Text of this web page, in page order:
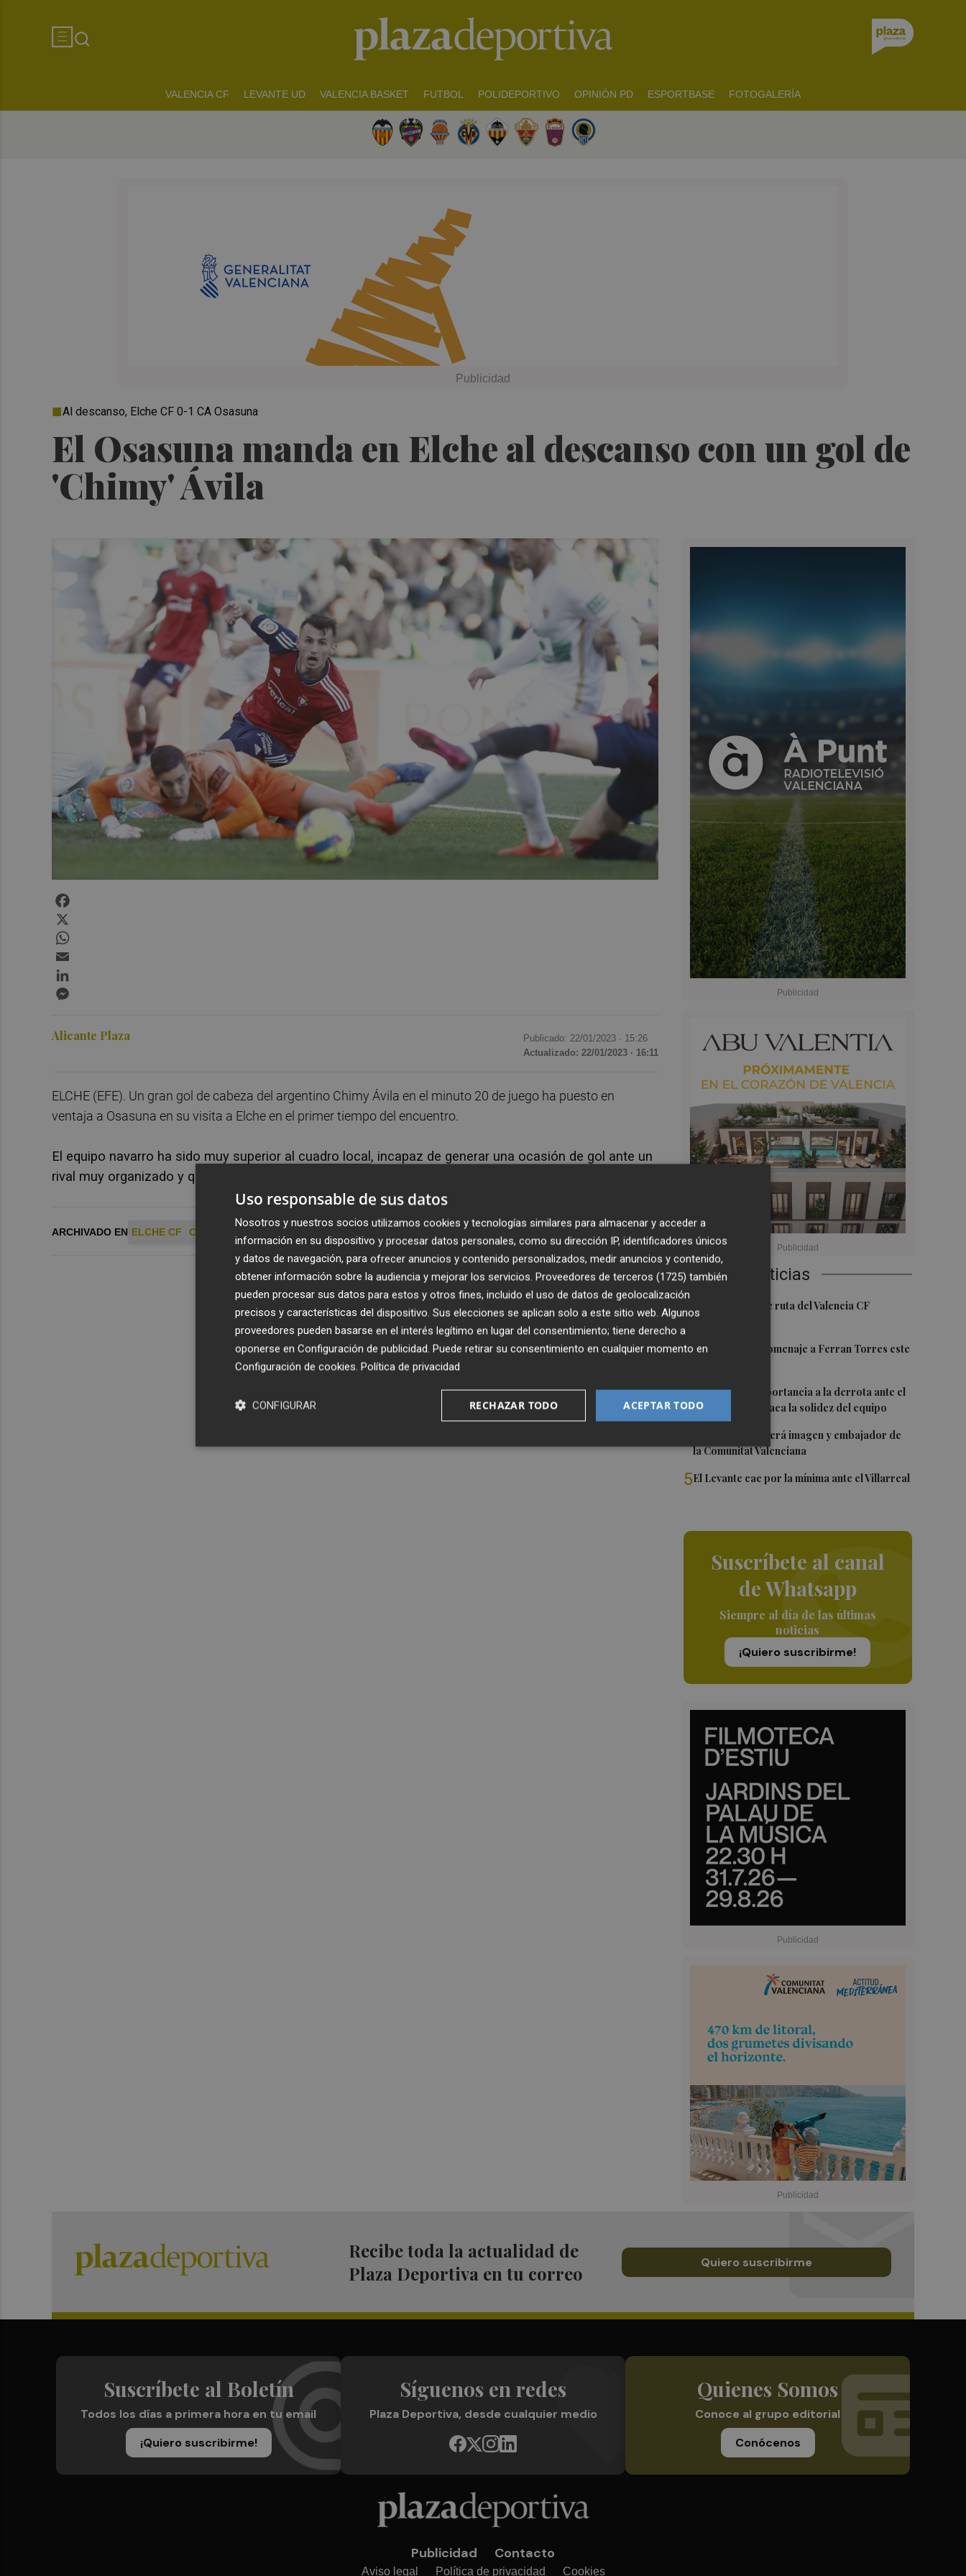
VALENCIA CF LEVANTE UD VALENCIA BASKET FUTBOL POLIDEPORTIVO OPINIÓN PD ESPORTBASE FOTOGALERÍA
El Osasuna manda en Elche al descanso con un gol de
'Chimy' Ávila
Al descanso, Elche CF 0-1 CA Osasuna
Últimas Noticias
1 La nueva hoja de ruta del Valencia CF
2 Foios rendirá homenaje a Ferran Torres este
3Sotelo resta importancia a la derrota ante el
Villarreal y destaca la solidez del equipo
Ferran Torres será imagen y embajador de
la Comunitat Valenciana
5El Levante cae por la mínima ante el Villarreal
Suscríbete al canal
de Whatsapp
Siempre al día de las últimas
noticias
¡Quiero suscribirme!
Alicante Plaza Publicado: 22/01/2023 · 15:26
Actualizado: 22/01/2023 · 16:11
ELCHE (EFE). Un gran gol de cabeza del argentino Chimy Ávila en el minuto 20 de juego ha puesto en
ventaja a Osasuna en su visita a Elche en el primer tiempo del encuentro.
El equipo navarro ha sido muy superior al cuadro local, incapaz de generar una ocasión de gol ante un
rival muy organizado y que ha jugado por momentos a placer.
ARCHIVADO EN ELCHE CF CA OSASUNA
Recibe toda la actualidad de
Plaza Deportiva en tu correo
Quiero suscribirme
Suscríbete al Boletín
Todos los días a primera hora en tu email
¡Quiero suscribirme!
Síguenos en redes
Plaza Deportiva, desde cualquier medio
Quienes Somos
Conoce al grupo editorial
Conócenos
Publicidad Contacto
Aviso legal Política de privacidad Cookies
Uso responsable de sus datos
Nosotros y nuestros socios utilizamos cookies y tecnologías similares para almacenar y acceder a
información en su dispositivo y procesar datos personales, como su dirección IP, identificadores únicos
y datos de navegación, para ofrecer anuncios y contenido personalizados, medir anuncios y contenido,
obtener información sobre la audiencia y mejorar los servicios. Proveedores de terceros (1725) también
pueden procesar sus datos para estos y otros fines, incluido el uso de datos de geolocalización
precisos y características del dispositivo. Sus elecciones se aplican solo a este sitio web. Algunos
proveedores pueden basarse en el interés legítimo en lugar del consentimiento; tiene derecho a
oponerse en Configuración de publicidad. Puede retirar su consentimiento en cualquier momento en
Configuración de cookies. Política de privacidad
ACEPTAR TODO
RECHAZAR TODO
CONFIGURAR